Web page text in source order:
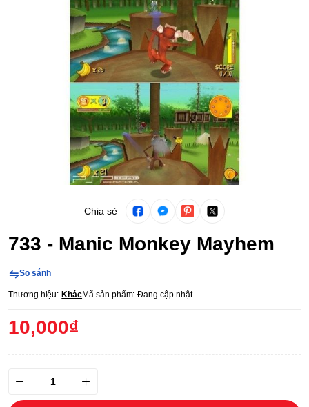
Chia sẻ
733 - Manic Monkey Mayhem
So sánh
Thương hiệu: KhácMã sản phẩm: Đang cập nhật
10,000₫